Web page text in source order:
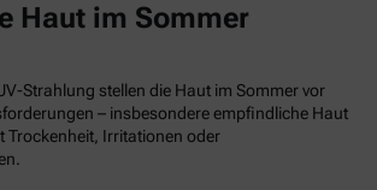
Haut im Sommer
Strahlung stellen die Haut im Sommer vor
– insbesondere empfindliche Haut
Trockenheit, Irritationen oder